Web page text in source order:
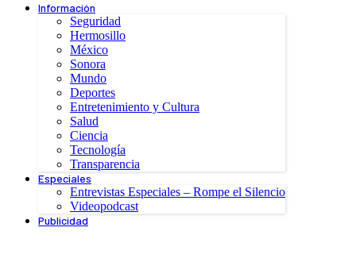
Información
Seguridad
Hermosillo
México
Sonora
Mundo
Deportes
Entretenimiento y Cultura
Salud
Ciencia
Tecnología
Transparencia
Especiales
Entrevistas Especiales – Rompe el Silencio
Videopodcast
Publicidad